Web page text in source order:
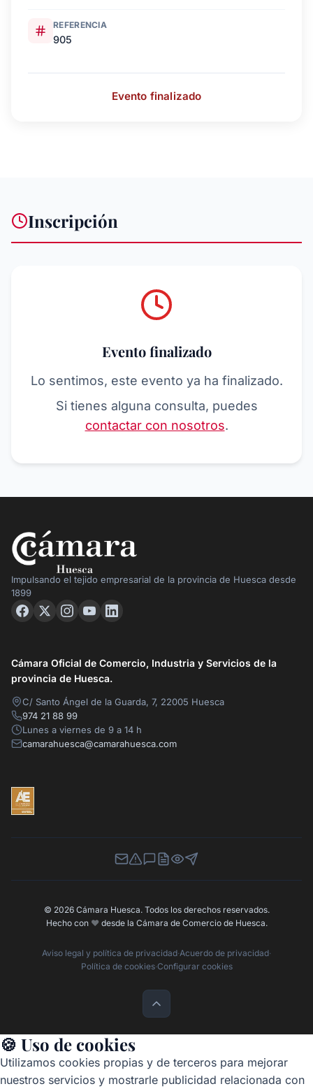
REFERENCIA
905
Evento finalizado
Inscripción
Evento finalizado
Lo sentimos, este evento ya ha finalizado.
Si tienes alguna consulta, puedes
contactar con nosotros.
Impulsando el tejido empresarial de la provincia de Huesca desde
1899
Cámara Oficial de Comercio, Industria y Servicios de la
provincia de Huesca.
C/ Santo Ángel de la Guarda, 7, 22005 Huesca
974 21 88 99
Lunes a viernes de 9 a 14 h
camarahuesca@camarahuesca.com
Newsletter
Canal de Denuncias
Buzón de Sugerencias
Perfil Contratante
Ley de Transparencia
Contacta con nosotros
© 2026 Cámara Huesca. Todos los derechos reservados.
Hecho con ❤️ desde la Cámara de Comercio de Huesca.
Aviso legal y política de privacidad·Acuerdo de privacidad·
Política de cookies·Configurar cookies
🍪 Uso de cookies
Utilizamos cookies propias y de terceros para mejorar
nuestros servicios y mostrarle publicidad relacionada con